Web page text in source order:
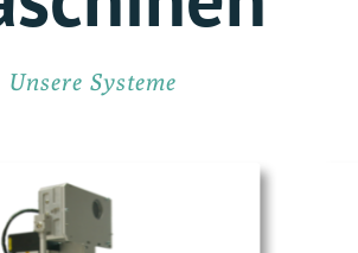
Unsere Systeme